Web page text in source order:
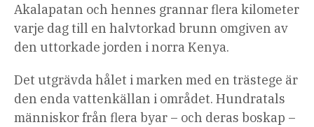
Akalapatan och hennes grannar flera kilometer
varje dag till en halvtorkad brunn omgiven av
den uttorkade jorden i norra Kenya.
Det utgrävda hålet i marken med en trästege är
den enda vattenkällan i området. Hundratals
människor från flera byar – och deras boskap –